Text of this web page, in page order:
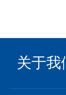
关于我